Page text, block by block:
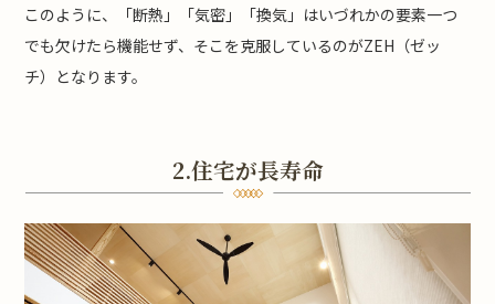
このように、「断熱」「気密」「換気」はいづれかの要素一つ
でも欠けたら機能せず、そこを克服しているのがZEH（ゼッ
チ）となります。
2.住宅が長寿命